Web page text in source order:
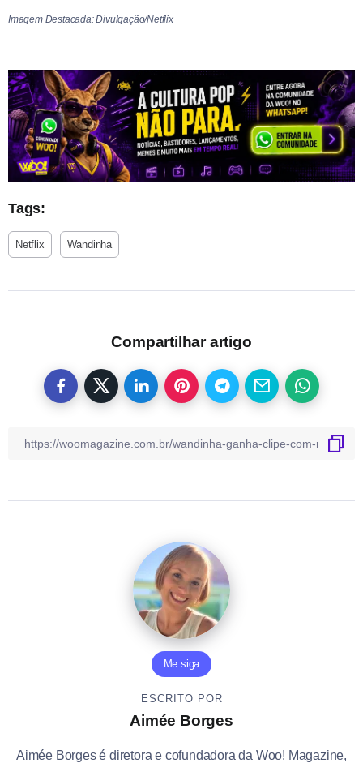
Imagem Destacada: Divulgação/Netflix
Tags:
Netflix Wandinha
Compartilhar artigo
Me siga
ESCRITO POR
Aimée Borges
Aimée Borges é diretora e cofundadora da Woo! Magazine,